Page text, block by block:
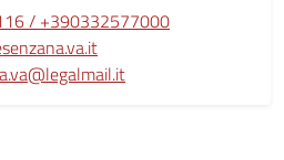
/ +390332577000